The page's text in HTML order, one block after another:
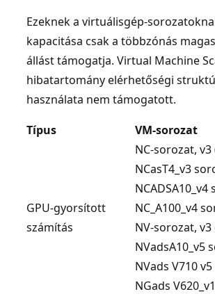
Ezeknek a virtuálisgép-
kapacitása csak a többzónás
állást támogatja. Virtual Machine
hibatartomány elérhetőségi
használata nem támogatott.
Típus
VM-sorozat
GPU-gyorsított
számítás
NC-sorozat,
NCasT4_v3
NC_A100_v4
NV-sorozat,
NVadsA10_v5
NVads V710
NGads